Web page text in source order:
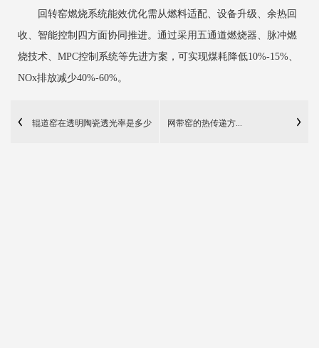
回转窑燃烧系统能效优化需从燃料适配、设备升级、余热回
收、智能控制四方面协同推进。通过采用五通道燃烧器、脉冲燃
烧技术、MPC控制系统等先进方案，可实现煤耗降低10%-15%、
NOx排放减少40%-60%。
辊道窑在透明陶瓷透光率是多少 网带窑的热传递方...